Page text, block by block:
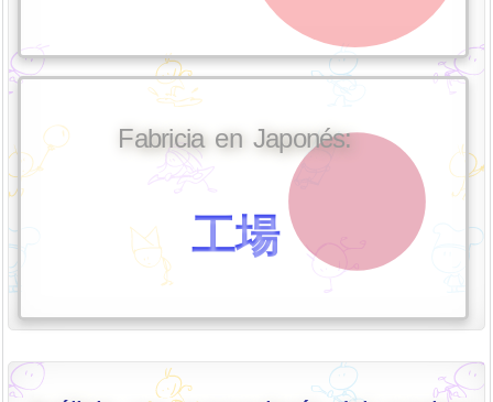
Fabricia en Japonés:
工場